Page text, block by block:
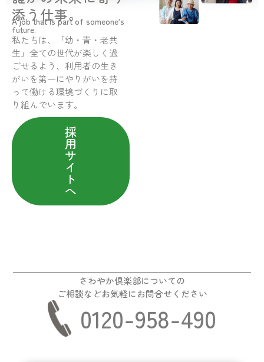
添う仕事。
A job that is part of someone’s
future.
私たちは、「幼・青・老共
生」全ての世代が楽しく過
ごせるよう、利用者の生き
がいを第一にやりがいを持
って働ける環境づくりに取
り組んでいます。
採
用
サ
イ
ト
へ
さわやか倶楽部についての
ご相談などお気軽にお問合せください
0120-958-490